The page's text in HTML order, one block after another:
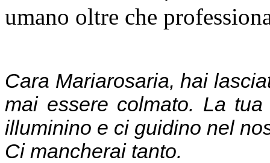
umano oltre che
Cara Mariarosaria, hai
mai essere colmato. La
illuminino e ci guidino nel
Ci mancherai tanto.